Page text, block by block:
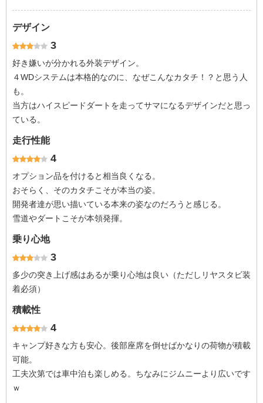
デザイン
3
好き嫌いが分かれる外装デザイン。
４WDシステムは本格的なのに、なぜこんなカタチ！？と思う人
も。
当方はハイスピードダートを走ってサマになるデザインだと思っ
ている。
走行性能
4
オプション品を付けると相当良くなる。
おそらく、そのカタチこそが本当の姿。
開発者達が思い描いている本来の姿なのだろうと感じる。
雪道やダートこそが本領発揮。
乗り心地
3
多少の突き上げ感はあるが乗り心地は良い（ただしリヤスタビ装
着必須）
積載性
4
キャンプ好きな方も安心。後部座席を倒せばかなりの荷物が積載
可能。
工夫次第では車中泊も楽しめる。ちなみにジムニーより広いです
ｗ